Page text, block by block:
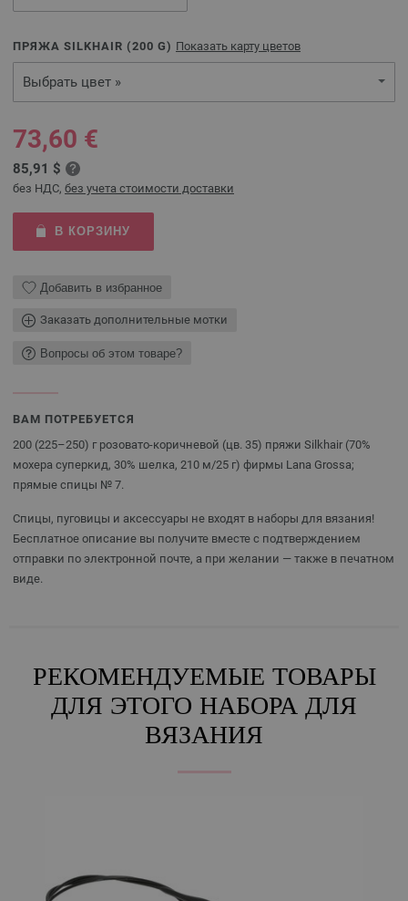
ПРЯЖА SILKHAIR (200 G) Показать карту цветов
Выбрать цвет »
73,60 €
85,91 $
без НДС, без учета стоимости доставки
В КОРЗИНУ
Добавить в избранное
Заказать дополнительные мотки
Вопросы об этом товаре?
ВАМ ПОТРЕБУЕТСЯ
200 (225–250) г розовато-коричневой (цв. 35) пряжи Silkhair (70%
мохера суперкид, 30% шелка, 210 м/25 г) фирмы Lana Grossa;
прямые спицы № 7.
Спицы, пуговицы и аксессуары не входят в наборы для вязания!
Бесплатное описание вы получите вместе с подтверждением
отправки по электронной почте, а при желании — также в печатном
виде.
РЕКОМЕНДУЕМЫЕ ТОВАРЫ
ДЛЯ ЭТОГО НАБОРА ДЛЯ
ВЯЗАНИЯ